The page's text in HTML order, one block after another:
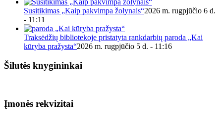
Susitikimas „Kaip pakvimpa žolynais“2026 m. rugpjūčio 6 d.
- 11:11
Traksėdžių bibliotekoje pristatyta rankdarbių paroda „Kai
kūryba pražysta“2026 m. rugpjūčio 5 d. - 11:16
Šilutės knygininkai
Įmonės rekvizitai